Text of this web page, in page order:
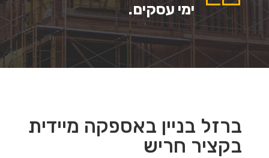
ימי עסקים.
ברזל בניין באספקה מיידית
בקציר חריש